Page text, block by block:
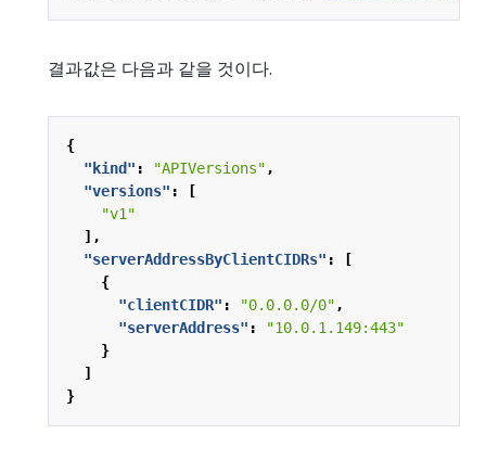
결과값은 다음과 같을 것이다.
{
"kind" : "APIVersions" ,
"versions" :
[
"v1"
],
"serverAddressByClientCIDRs" :
[
{
"clientCIDR" : "0.0.0.0/0" ,
"serverAddress" :
"10.0.1.149:443"
}
]
}